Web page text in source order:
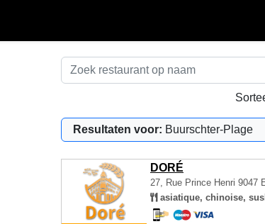
Resultaten voor: Buurschter-Plage
DORÉ
27, Rue Prince Henri 9047
asiatique, chinoise,